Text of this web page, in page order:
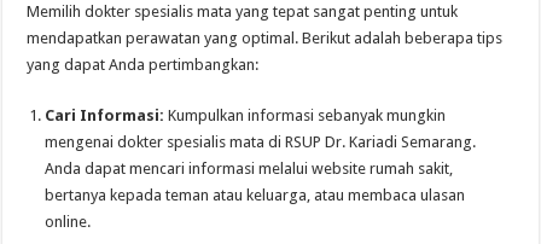
Memilih dokter spesialis mata yang tepat sangat penting untuk
mendapatkan perawatan yang optimal. Berikut adalah beberapa tips
yang dapat Anda pertimbangkan:
Cari Informasi: Kumpulkan informasi sebanyak mungkin
mengenai dokter spesialis mata di RSUP Dr. Kariadi Semarang.
Anda dapat mencari informasi melalui website rumah sakit,
bertanya kepada teman atau keluarga, atau membaca ulasan
online.